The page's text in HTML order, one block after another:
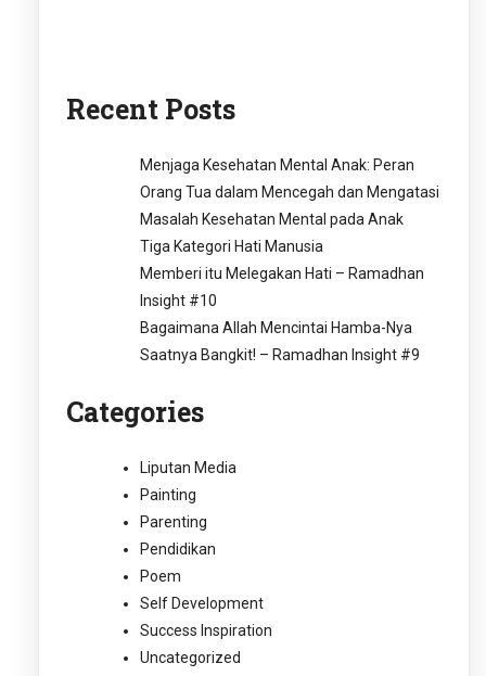
Recent Posts
Menjaga Kesehatan Mental Anak: Peran
Orang Tua dalam Mencegah dan Mengatasi
Masalah Kesehatan Mental pada Anak
Tiga Kategori Hati Manusia
Memberi itu Melegakan Hati – Ramadhan
Insight #10
Bagaimana Allah Mencintai Hamba-Nya
Saatnya Bangkit! – Ramadhan Insight #9
Categories
Liputan Media
Painting
Parenting
Pendidikan
Poem
Self Development
Success Inspiration
Uncategorized